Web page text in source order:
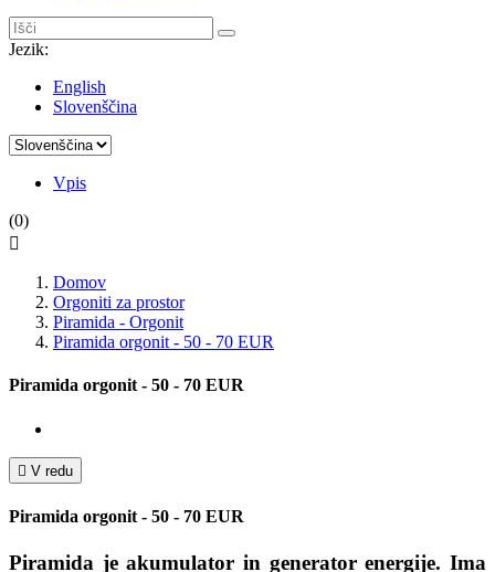
Jezik:
English
Slovenščina
Vpis
(0)

Domov
Orgoniti za prostor
Piramida - Orgonit
Piramida orgonit - 50 - 70 EUR
Piramida orgonit - 50 - 70 EUR
 V redu
Piramida orgonit - 50 - 70 EUR
Piramida je akumulator in generator energije. Ima